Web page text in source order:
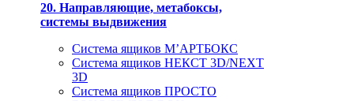
20. Направляющие, метабоксы,
системы выдвижения
Система ящиков М’АРТБОКС
Система ящиков НЕКСТ 3D/NEXT
3D
Система ящиков ПРОСТО